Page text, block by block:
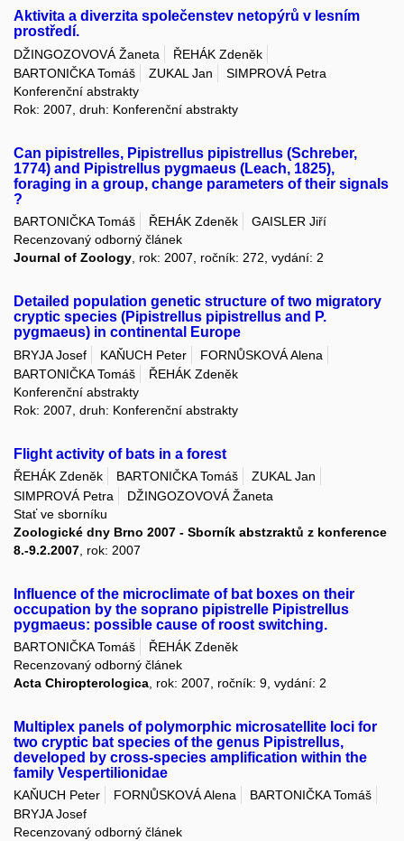
Aktivita a diverzita společenstev netopýrů v lesním
prostředí.
DŽINGOZOVOVÁ Žaneta
ŘEHÁK Zdeněk
BARTONIČKA Tomáš
ZUKAL Jan
SIMPROVÁ Petra
Konferenční abstrakty
Rok: 2007, druh: Konferenční abstrakty
Can pipistrelles, Pipistrellus pipistrellus (Schreber,
1774) and Pipistrellus pygmaeus (Leach, 1825),
foraging in a group, change parameters of their signals
?
BARTONIČKA Tomáš ŘEHÁK Zdeněk
GAISLER Jiří
Recenzovaný odborný článek
Journal of Zoology, rok: 2007, ročník: 272, vydání: 2
Detailed population genetic structure of two migratory
cryptic species (Pipistrellus pipistrellus and P.
pygmaeus) in continental Europe
BRYJA Josef KAŇUCH Peter
FORNŮSKOVÁ Alena
BARTONIČKA Tomáš
ŘEHÁK Zdeněk
Konferenční abstrakty
Rok: 2007, druh: Konferenční abstrakty
Flight activity of bats in a forest
ŘEHÁK Zdeněk BARTONIČKA Tomáš
ZUKAL Jan
SIMPROVÁ Petra
DŽINGOZOVOVÁ Žaneta
Stať ve sborníku
Zoologické dny Brno 2007 - Sborník abstzraktů z konference
8.-9.2.2007 , rok: 2007
Influence of the microclimate of bat boxes on their
occupation by the soprano pipistrelle Pipistrellus
pygmaeus: possible cause of roost switching.
BARTONIČKA Tomáš
ŘEHÁK Zdeněk
Recenzovaný odborný článek
Acta Chiropterologica , rok: 2007, ročník: 9, vydání: 2
Multiplex panels of polymorphic microsatellite loci for
two cryptic bat species of the genus Pipistrellus,
developed by cross-species amplification within the
family Vespertilionidae
KAŇUCH Peter FORNŮSKOVÁ Alena
BARTONIČKA Tomáš
BRYJA Josef
Recenzovaný odborný článek